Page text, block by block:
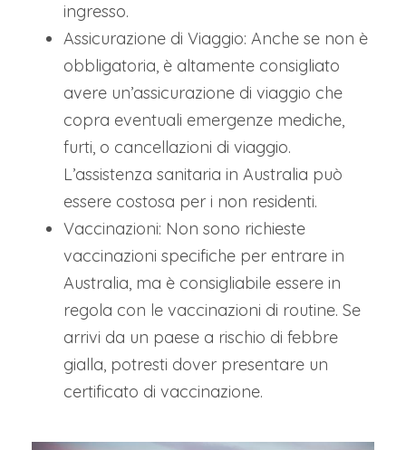
ingresso.
Assicurazione di Viaggio: Anche se non è
obbligatoria, è altamente consigliato
avere un’assicurazione di viaggio che
copra eventuali emergenze mediche,
furti, o cancellazioni di viaggio.
L’assistenza sanitaria in Australia può
essere costosa per i non residenti.
Vaccinazioni: Non sono richieste
vaccinazioni specifiche per entrare in
Australia, ma è consigliabile essere in
regola con le vaccinazioni di routine. Se
arrivi da un paese a rischio di febbre
gialla, potresti dover presentare un
certificato di vaccinazione.